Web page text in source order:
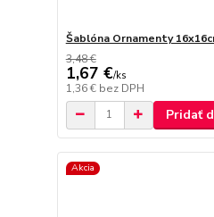
Šablóna Ornamenty
3,48 €
1,67 €/ks
1,36 € bez DPH
Pridať
Akcia